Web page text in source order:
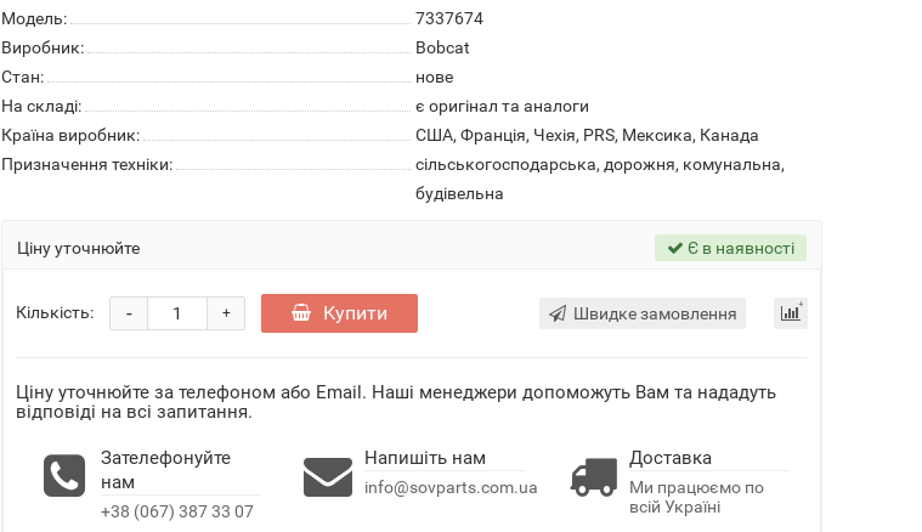
Модель:
7337674
Виробник:
Bobcat
Стан:
нове
На складі:
є оригінал та аналоги
Країна виробник:
США, Франція, Чехія, PRS, Мексика, Канада
Призначення техніки:
сільськогосподарська, дорожня, комунальна,
будівельна
Ціну уточнюйте Є в наявності
Кількість: +
- Купити Швидке замовлення
Ціну уточнюйте за телефоном або Email. Наші менеджери допоможуть Вам та нададуть
відповіді на всі запитання.
Зателефонуйте
нам
+38 (067) 387 33 07
Напишіть нам
info@sovparts.com.ua
Доставка
Ми працюємо по
всій Україні